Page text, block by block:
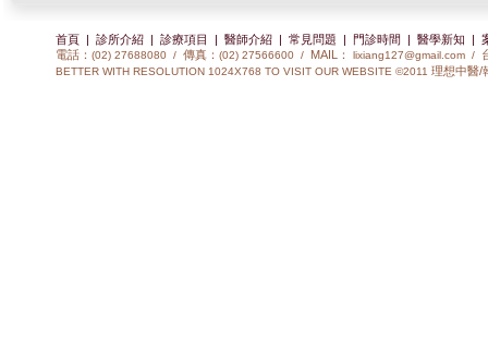
首頁| 診所介紹| 診療項目 | 醫師介紹| 常見問題 | 門診時間 | 醫學新知 |
電話： (02) 27688080 / 傳真： (02) 27566600 / MAIL： lixiang127@gmail.com /
BETTER WITH RESOLUTION 1024X768 TO VISIT OUR WEBSITE ©2011 理想中醫/